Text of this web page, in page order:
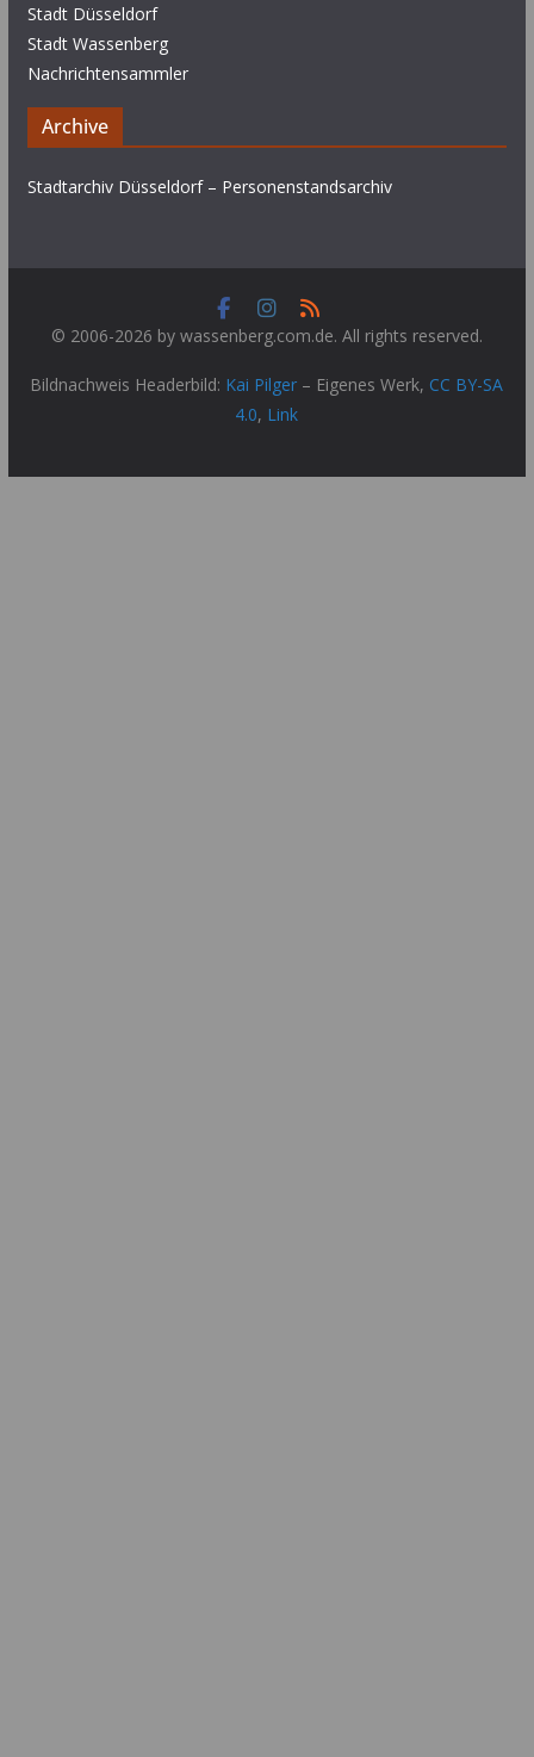
Stadt Düsseldorf
Stadt Wassenberg
Nachrichtensammler
Archive
Stadtarchiv Düsseldorf – Personenstandsarchiv
© 2006-2026 by wassenberg.com.de. All rights reserved.
Bildnachweis Headerbild: Kai Pilger – Eigenes Werk, CC BY-SA
4.0, Link